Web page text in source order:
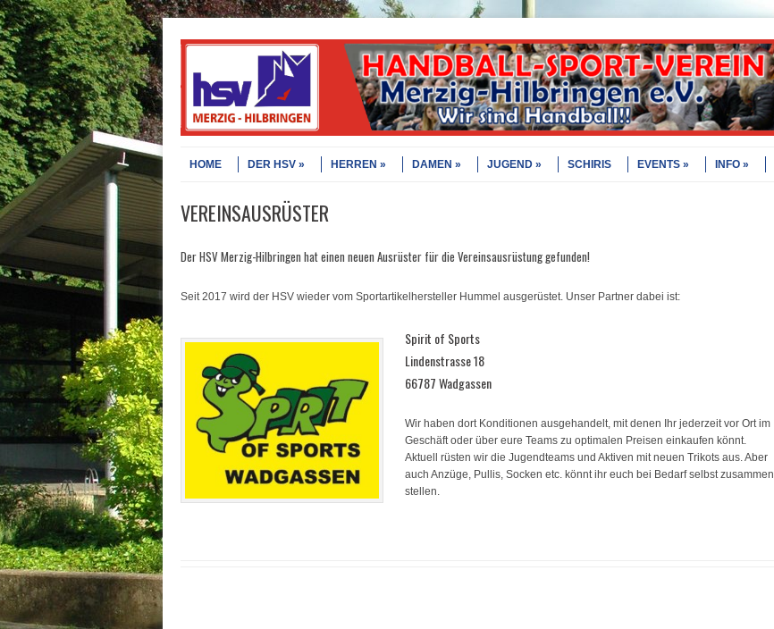
Menu
HOME
DER HSV HERREN DAMEN JUGEND SCHIRIS EVENTS INFO
VEREINSAUSRÜSTER
Der HSV Merzig-Hilbringen hat einen neuen Ausrüster für die Vereinsausrüstung gefunden!
Seit 2017 wird der HSV wieder vom Sportartikelhersteller Hummel ausgerüstet. Unser Partner dabei ist:
Spirit of Sports
Lindenstrasse 18
66787 Wadgassen
Wir haben dort Konditionen ausgehandelt, mit denen Ihr jederzeit vor Ort im
Geschäft oder über eure Teams zu optimalen Preisen einkaufen könnt.
Aktuell rüsten wir die Jugendteams und Aktiven mit neuen Trikots aus. Aber
auch Anzüge, Pullis, Socken etc. könnt ihr euch bei Bedarf selbst zusammen
stellen.